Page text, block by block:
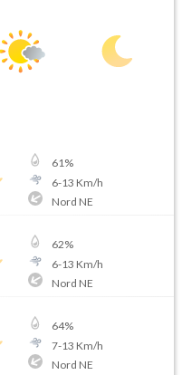
61%
6-13 Km/h
Nord NE
62%
6-13 Km/h
Nord NE
64%
7-13 Km/h
Nord NE